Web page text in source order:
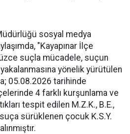
sosyal medya
"Kayapınar İlçe
suçla mücadele, suçun
yönelik yürütülen
05.08.2026 tarihinde
4 farklı kurşunlama ve
tespit edilen M.Z.K., B.E.,
sürüklenen çocuk K.S.Y.